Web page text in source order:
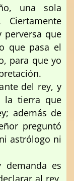
una sola
perversa que
que pasa el
para que yo
del rey, y
la tierra que
además de
preguntó
astrólogo ni
es
al rey,